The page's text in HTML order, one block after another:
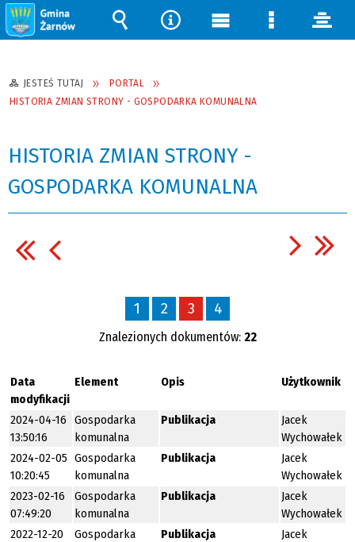
JESTEŚ TUTAJ
PORTAL
HISTORIA ZMIAN STRONY - GOSPODARKA KOMUNALNA
HISTORIA ZMIAN STRONY -
GOSPODARKA KOMUNALNA
1 2 3 4
Znalezionych dokumentów: 22
Data
modyfikacji
Element Opis Użytkownik
2024-04-16
13:50:16
Gospodarka
komunalna
Publikacja
Jacek
Wychowałek
2024-02-05
10:20:45
Gospodarka
komunalna
Publikacja
Jacek
Wychowałek
2023-02-16
07:49:20
Gospodarka
komunalna
Publikacja
Jacek
Wychowałek
2022-12-20
Gospodarka
Publikacja
Jacek
Wyszukiwarka
Narzędzia
Menu Menu panel